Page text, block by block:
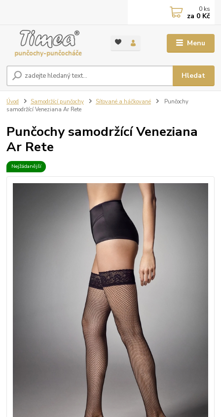
Menu
Hledat
0 ks
za 0 Kč
Úvod Samodržící punčochy Síťované a háčkované
Punčochy
samodržící Veneziana Ar Rete
Punčochy samodržící Veneziana
Ar Rete
Nejžádanější